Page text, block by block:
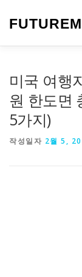
미국 여행
원 한도면
5가지)
작성일자 2월 5,